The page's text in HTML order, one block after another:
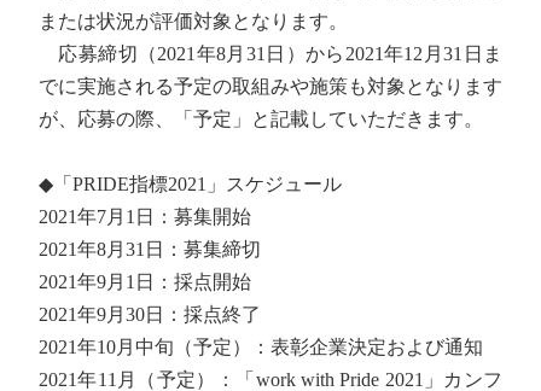
または状況が評価対象となります。
応募締切（2021年8月31日）から2021年12月31日ま
でに実施される予定の取組みや施策も対象となります
が、応募の際、「予定」と記載していただきます。
◆「PRIDE指標2021」スケジュール
2021年7月1日：募集開始
2021年8月31日：募集締切
2021年9月1日：採点開始
2021年9月30日：採点終了
2021年10月中旬（予定）：表彰企業決定および通知
2021年11月（予定）：「work with Pride 2021」カンフ